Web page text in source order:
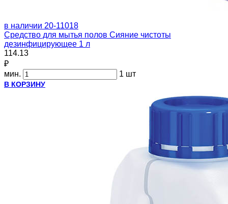
в наличии 20-11018
Средство для мытья полов Сияние чистоты
дезинфицирующее 1 л
114.13
₽
мин.
1 шт
В КОРЗИНУ